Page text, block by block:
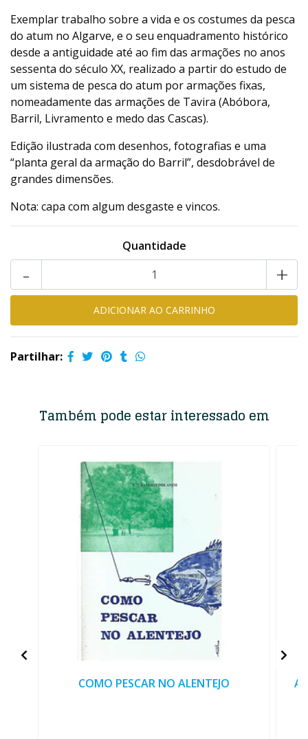
Exemplar trabalho sobre a vida e os costumes da pesca
do atum no Algarve, e o seu enquadramento histórico
desde a antiguidade até ao fim das armações no anos
sessenta do século XX, realizado a partir do estudo de
um sistema de pesca do atum por armações fixas,
nomeadamente das armações de Tavira (Abóbora,
Barril, Livramento e medo das Cascas).
Edição ilustrada com desenhos, fotografias e uma
“planta geral da armação do Barril”, desdobrável de
grandes dimensões.
Nota: capa com algum desgaste e vincos.
Quantidade
+
-
Partilhar:
Também pode estar interessado em
COMO PESCAR NO ALENTEJO